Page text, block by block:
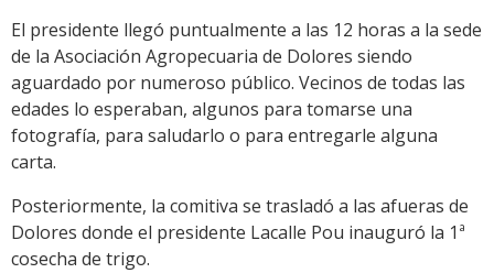
El presidente llegó puntualmente a las 12 horas a la sede
de la Asociación Agropecuaria de Dolores siendo
aguardado por numeroso público. Vecinos de todas las
edades lo esperaban, algunos para tomarse una
fotografía, para saludarlo o para entregarle alguna
carta.
Posteriormente, la comitiva se trasladó a las afueras de
Dolores donde el presidente Lacalle Pou inauguró la 1ª
cosecha de trigo.